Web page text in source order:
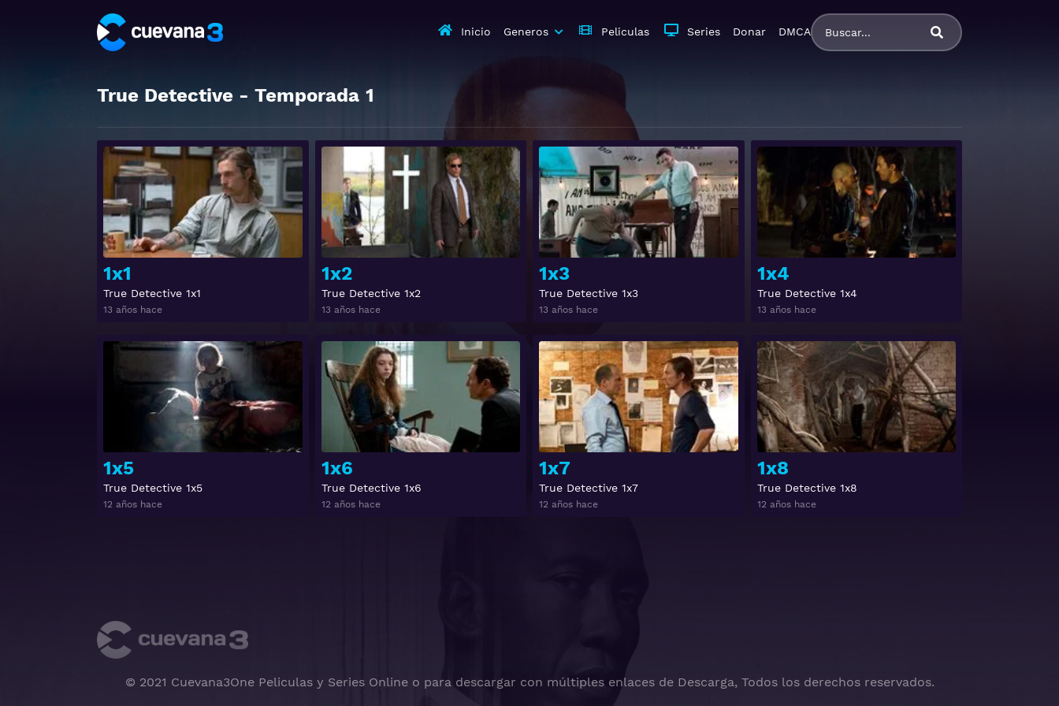
Inicio Generos Peliculas Series Donar DMCA
True Detective - Temporada 1
1x1
True Detective 1x1
13 años hace
1x2
True Detective 1x2
13 años hace
Ver
1x3
True Detective 1x3
13 años hace
1x4
True Detective 1x4
13 años hace
1x5
True Detective 1x5
12 años hace
1x6
True Detective 1x6
12 años hace
Ver
1x7
True Detective 1x7
12 años hace
Ver
1x8
True Detective 1x8
12 años hace
© 2021 Cuevana3One Peliculas y Series Online o para descargar con múltiples enlaces de Descarga, Todos los derechos reservados.